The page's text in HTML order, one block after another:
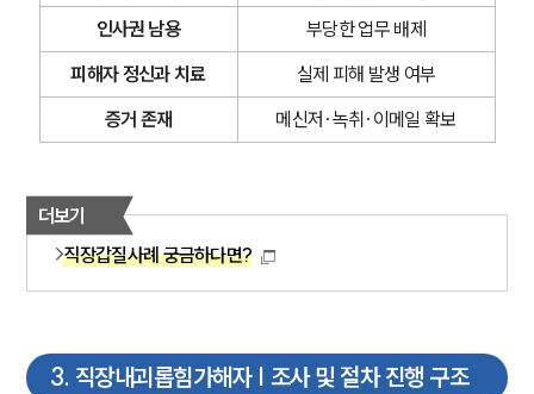
인사권 남용
부당한 업무 배제
피해자 정신과 치료
실제 피해 발생 여부
증거 존재
메신저·녹취·이메일 확보
더보기
직장갑질사례 궁금하다면?
3. 직장내괴롭힘가해자 | 조사 및 절차 진행 구조